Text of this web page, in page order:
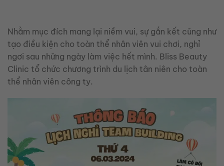
Nhằm mục đích mang lại niềm vui, sự gắn kết cũng như
tạo điều kiện cho toàn thể nhân viên vui chơi, nghỉ
ngơi sau những ngày làm việc hết mình. Bliss Beauty
Clinic tổ chức chương trình du lịch tân niên cho toàn
thể nhân viên công ty.